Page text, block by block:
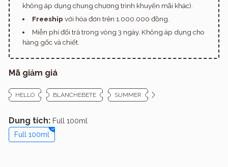
không áp dụng chung chương trình khuyến mãi khác).
Freeship với hóa đơn trên 1.000.000 đồng.
Miễn phí đổi trả trong vòng 3 ngày. Không áp dụng cho
hàng gốc và chiết.
Mã giảm giá
HELLO BLANCHEBETE SUMMER
Dung tích: Full 100ml
Full 100ml